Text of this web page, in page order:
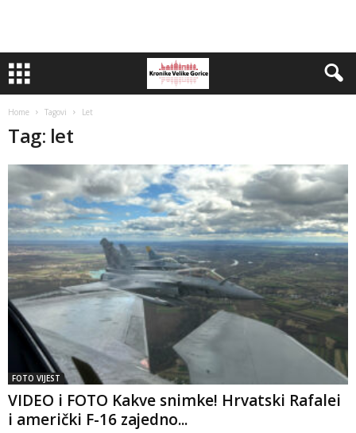
Home Tagovi Let
Tag: let
FOTO VIJEST
VIDEO i FOTO Kakve snimke! Hrvatski Rafalei
i američki F-16 zajedno...